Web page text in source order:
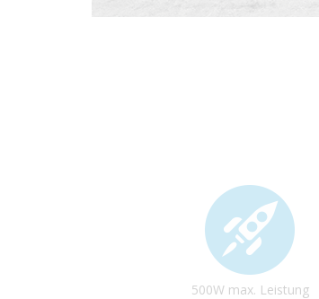
500W max. Leistung